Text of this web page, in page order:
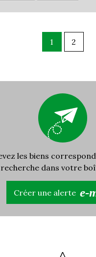
1 2
les biens
recherche dans votre
Créer une alerte e-